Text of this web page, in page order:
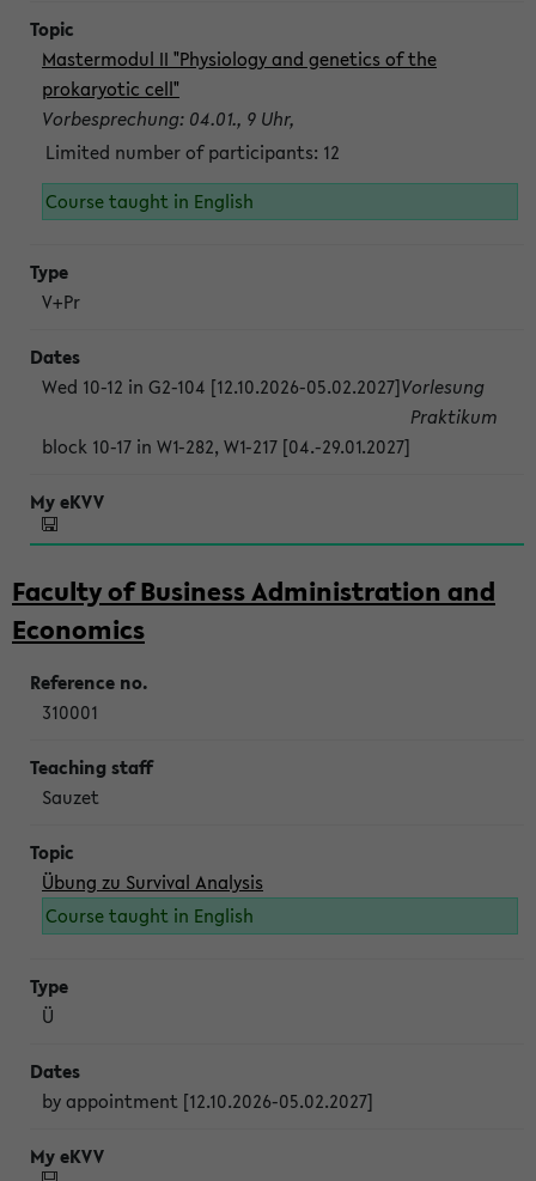
Mastermodul II "Physiology and genetics of the
prokaryotic cell"
Vorbesprechung: 04.01., 9 Uhr,
Limited number of participants: 12
Course taught in English
V+Pr
Wed 10-12 in G2-104 [12.10.2026-05.02.2027]Vorlesung
block 10-17 in W1-282, W1-217 [04.-29.01.2027]
Praktikum
Faculty of Business Administration and
Economics
310001
Sauzet
Übung zu Survival Analysis
Course taught in English
Ü
by appointment [12.10.2026-05.02.2027]